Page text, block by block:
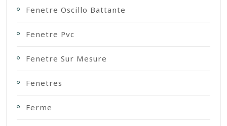
Fenetre Oscillo Battante
Fenetre Pvc
Fenetre Sur Mesure
Fenetres
Ferme